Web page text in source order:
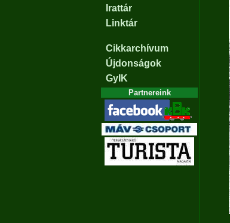
Irattár
Linktár
Cikkarchívum
Újdonságok
GyIK
Partnereink